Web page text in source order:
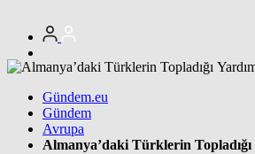
Gündem.eu
Gündem
Avrupa
Almanya’daki Türklerin